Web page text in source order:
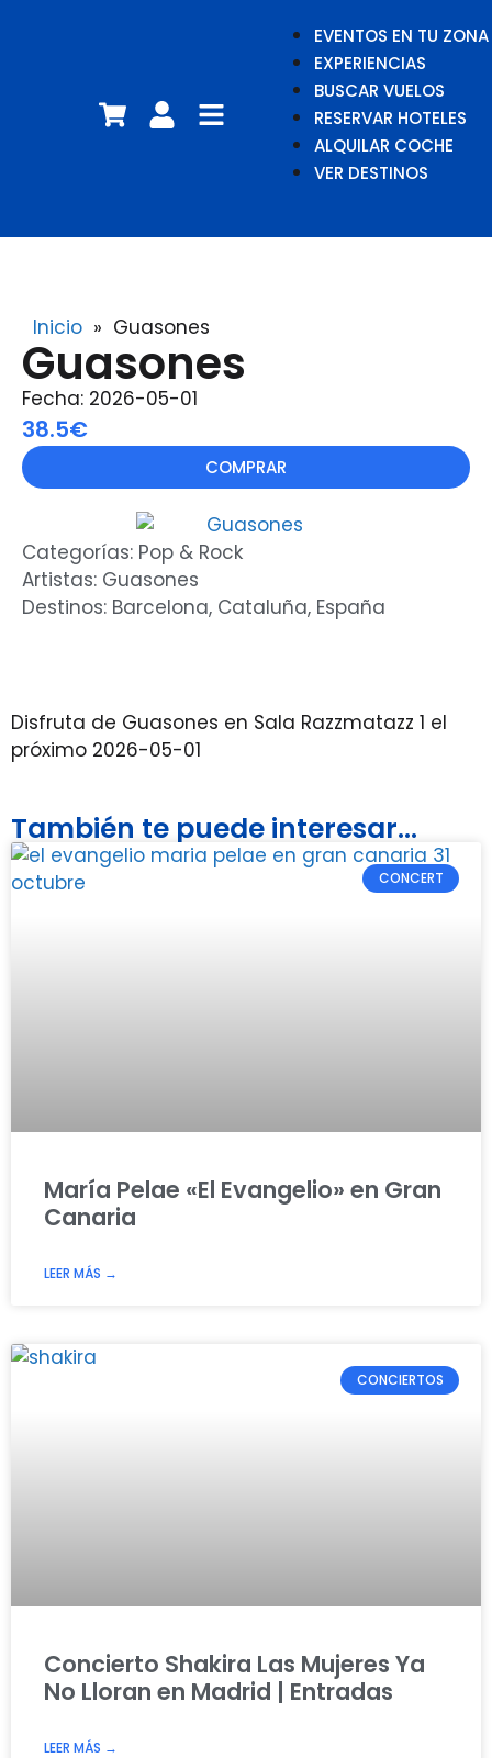
EVENTOS EN TU ZONA
EXPERIENCIAS
BUSCAR VUELOS
RESERVAR HOTELES
ALQUILAR COCHE
VER DESTINOS
Inicio » Guasones
Guasones
Fecha: 2026-05-01
38.5€
COMPRAR
Categorías: Pop & Rock
Artistas: Guasones
Destinos: Barcelona, Cataluña, España
Disfruta de Guasones en Sala Razzmatazz 1 el
próximo 2026-05-01
También te puede interesar...
CONCERT
María Pelae «El Evangelio» en Gran
Canaria
LEER MÁS →
CONCIERTOS
Concierto Shakira Las Mujeres Ya
No Lloran en Madrid | Entradas
LEER MÁS →